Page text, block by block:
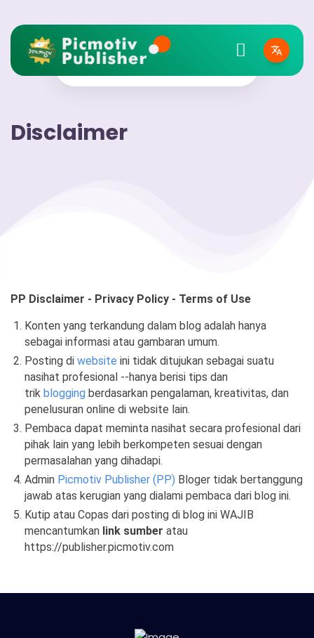
Disclaimer
PP Disclaimer - Privacy Policy - Terms of Use
Konten yang terkandung dalam blog adalah hanya
sebagai informasi atau gambaran umum.
Posting di website ini tidak ditujukan sebagai suatu
nasihat profesional --hanya berisi tips dan
trik blogging berdasarkan pengalaman, kreativitas, dan
penelusuran online di website lain.
Pembaca dapat meminta nasihat secara profesional dari
pihak lain yang lebih berkompeten sesuai dengan
permasalahan yang dihadapi.
Admin Picmotiv Publisher (PP) Bloger tidak bertanggung
jawab atas kerugian yang dialami pembaca dari blog ini.
Kutip atau Copas dari posting di blog ini WAJIB
mencantumkan link sumber atau
https://publisher.picmotiv.com